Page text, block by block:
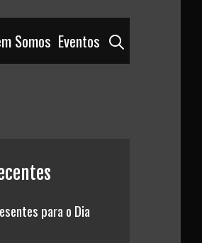
Somos Eventos
para o Dia